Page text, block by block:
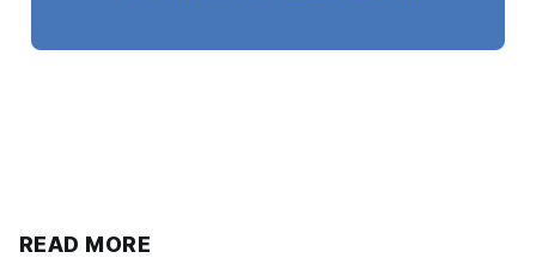
READ MORE